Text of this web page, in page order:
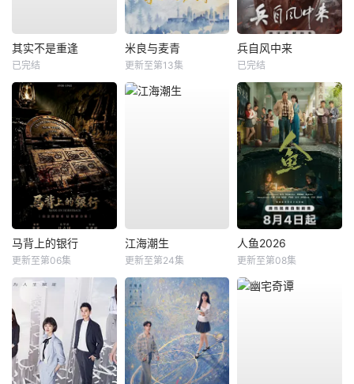
其实不是重逢
已完结
米良与麦青
更新至第13集
兵自风中来
已完结
马背上的银行
更新至第06集
江海潮生
更新至第24集
人鱼2026
更新至第08集